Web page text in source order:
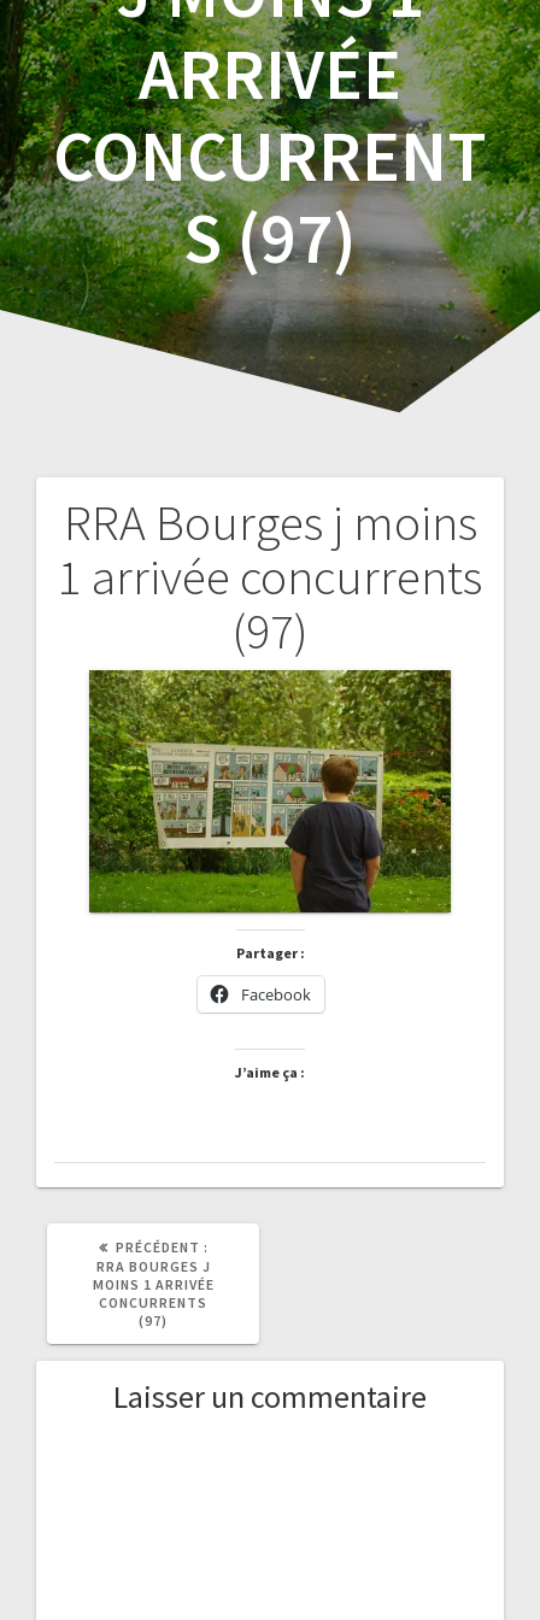
ARRIVÉE
CONCURRENT
S (97)
RRA Bourges j moins
1 arrivée concurrents
(97)
Partager :
Facebook
J’aime ça :
Navigation
de
PRÉCÉDENT :
PRÉCÉDENT
:
RRA BOURGES J
MOINS 1 ARRIVÉE
CONCURRENTS
(97)
Laisser un commentaire